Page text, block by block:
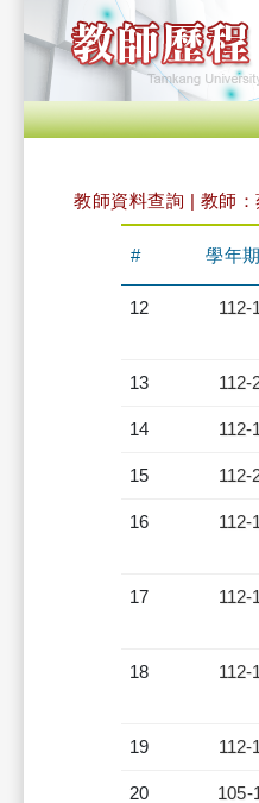
教師資料查詢 | 教師：
# 學年期
12 112-1
13 112-
14 112-1
15 112-
16 112-1
17 112-1
18 112-1
19 112-1
20 105-